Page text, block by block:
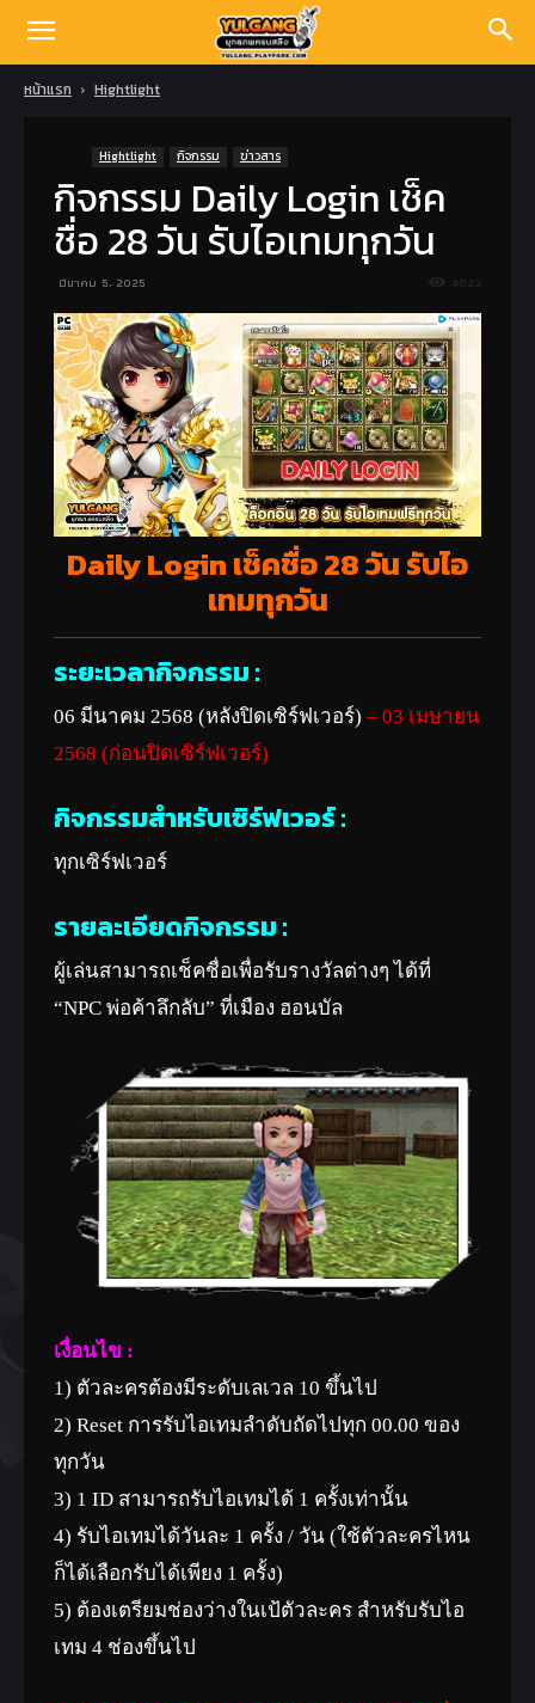
หน้าแรก Hightlight
Hightlight กิจกรรม ข่าวสาร
กิจกรรม Daily Login เช็ค
ชื่อ 28 วัน รับไอเทมทุกวัน
มีนาคม 5, 2025 4823
Daily Login เช็คชื่อ 28 วัน รับไอ
เทมทุกวัน
ระยะเวลากิจกรรม :
06 มีนาคม 2568 (หลังปิดเซิร์ฟเวอร์) – 03 เมษายน
2568 (ก่อนปิดเซิร์ฟเวอร์)
กิจกรรมสำหรับเซิร์ฟเวอร์ :
ทุกเซิร์ฟเวอร์
รายละเอียดกิจกรรม :
ผู้เล่นสามารถเช็คชื่อเพื่อรับรางวัลต่างๆ ได้ที่
“NPC พ่อค้าลึกลับ” ที่เมือง ฮอนบัล
เงื่อนไข :
1) ตัวละครต้องมีระดับเลเวล 10 ขึ้นไป
2) Reset การรับไอเทมลำดับถัดไปทุก 00.00 ของ
ทุกวัน
3) 1 ID สามารถรับไอเทมได้ 1 ครั้งเท่านั้น
4) รับไอเทมได้วันละ 1 ครั้ง / วัน (ใช้ตัวละครไหน
ก็ได้เลือกรับได้เพียง 1 ครั้ง)
5) ต้องเตรียมช่องว่างในเป้ตัวละคร สำหรับรับไอ
เทม 4 ช่องขึ้นไป